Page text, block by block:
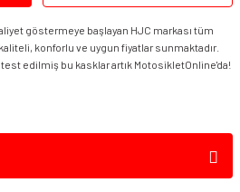
göstermeye başlayan HJC markası tüm
konforlu ve uygun fiyatlar sunmaktadır.
edilmiş bu kasklar artık MotosikletOnline'da!